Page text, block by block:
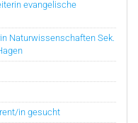
evangelische
Naturwissenschaften Sek.
in gesucht